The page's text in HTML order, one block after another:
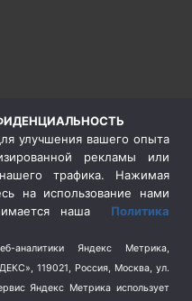
улучшения вашего опыта
рекламы или
трафика. Нажимая
на использование нами
наша Политика
аналитики Яндекс Метрика,
119021, Россия, Москва, ул.
Яндекс Метрика использует